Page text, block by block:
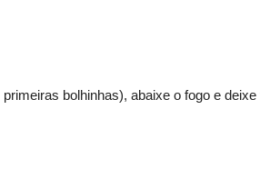
bolhinhas), abaixe o fogo e deixe